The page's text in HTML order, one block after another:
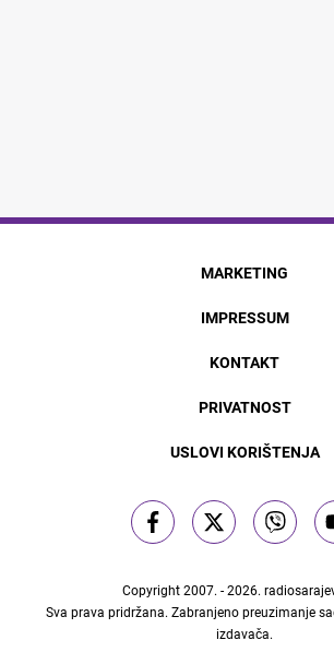
MARKETING
IMPRESSUM
KONTAKT
PRIVATNOST
USLOVI KORIŠTENJA
Copyright 2007. - 2026.
Sva prava pridržana. Zabranjeno preuzimanje
izdavača.